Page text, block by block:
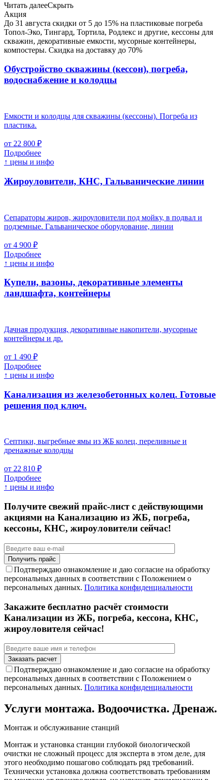
Читать далееСкрыть
Акция
До 31 августа скидки от 5 до 15% на пластиковые погреба
Топол-Эко, Тингард, Тортила, Родлекс и другие, кессоны для
скважин, декоративные емкости, мусорные контейнеры,
компостеры. Скидка на доставку до 70%
Обустройство скважины (кессон), погреба,
водоснабжение и колодцы
Емкости и колодцы для скважины (кессоны). Погреба из
пластика.
от 22 800 ₽
Подробнее
↑ цены и инфо
Жироуловители, КНС, Гальванические линии
Сепараторы жиров, жироуловители под мойку, в подвал и
подземные. Гальваническое оборудование, линии
от 4 900 ₽
Подробнее
↑ цены и инфо
Купели, вазоны, декоративные элементы
ландшафта, контейнеры
Дачная продукция, декоративные накопители, мусорные
контейнеры и др.
от 1 490 ₽
Подробнее
↑ цены и инфо
Канализация из железобетонных колец. Готовые
решения под ключ.
Септики, выгребные ямы из ЖБ колец, переливные и
дренажные колодцы
от 22 810 ₽
Подробнее
↑ цены и инфо
Получите свежий прайс-лист с действующими
акциями на Канализацию из ЖБ, погреба,
кессоны, КНС, жироуловители сейчас!
Подтверждаю ознакомление и даю согласие на обработку
персональных данных в соответствии с Положением о
персональных данных. Политика конфиденциальности
Закажите бесплатно расчёт стоимости
Канализации из ЖБ, погреба, кессона, КНС,
жироуловителя сейчас!
Подтверждаю ознакомление и даю согласие на обработку
персональных данных в соответствии с Положением о
персональных данных. Политика конфиденциальности
Услуги монтажа. Водоочистка. Дренаж.
Монтаж и обслуживание станций
Монтаж и установка станции глубокой биологической
очистки не сложный процесс для эксперта в этом деле, для
этого необходимо пошагово соблюдать ряд требований.
Технически установка должна соответствовать требованиям